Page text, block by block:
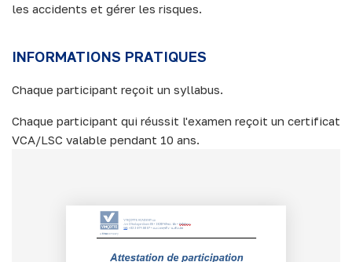
les accidents et gérer les risques.
INFORMATIONS PRATIQUES
Chaque participant reçoit un syllabus.
Chaque participant qui réussit l'examen reçoit un certificat
VCA/LSC valable pendant 10 ans.